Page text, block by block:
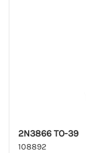
2N3866 TO-39
108892